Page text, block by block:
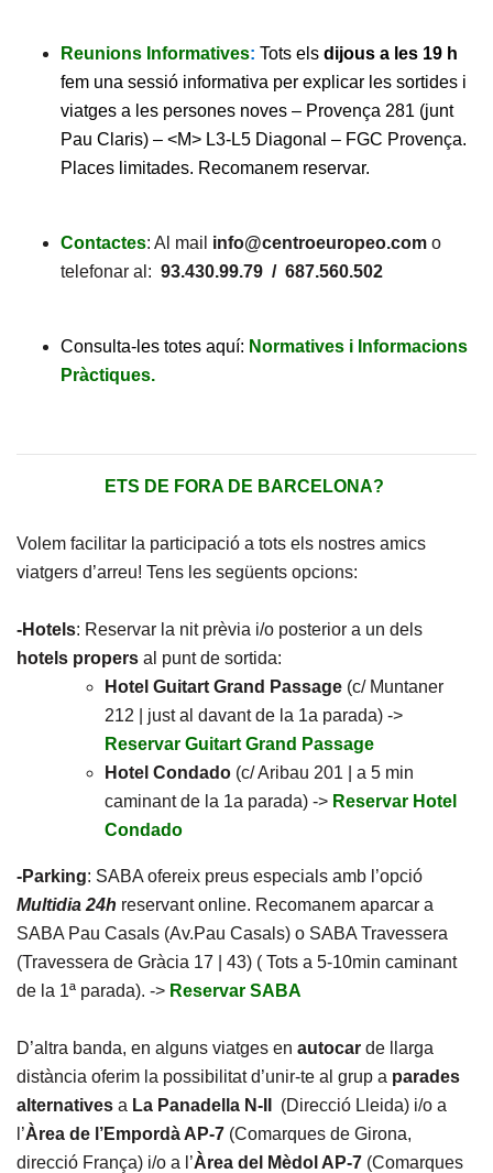
Reunions Informatives: Tots els dijous a les 19 h
fem una sessió informativa per explicar les sortides i
viatges a les persones noves – Provença 281 (junt
Pau Claris) – <M> L3-L5 Diagonal – FGC Provença.
Places limitades. Recomanem reservar.
Contactes: Al mail info@centroeuropeo.com o
telefonar al: 93.430.99.79 / 687.560.502
Consulta-les totes aquí: Normatives i Informacions
Pràctiques.
ETS DE FORA DE BARCELONA?
Volem facilitar la participació a tots els nostres amics
viatgers d’arreu! Tens les següents opcions:
-Hotels: Reservar la nit prèvia i/o posterior a un dels
hotels propers al punt de sortida:
Hotel Guitart Grand Passage (c/ Muntaner
212 | just al davant de la 1a parada) ->
Reservar Guitart Grand Passage
Hotel Condado (c/ Aribau 201 | a 5 min
caminant de la 1a parada) -> Reservar Hotel
Condado
-Parking: SABA ofereix preus especials amb l’opció
Multidia 24h reservant online. Recomanem aparcar a
SABA Pau Casals (Av.Pau Casals) o SABA Travessera
(Travessera de Gràcia 17 | 43) ( Tots a 5-10min caminant
de la 1ª parada). -> Reservar SABA
D’altra banda, en alguns viatges en autocar de llarga
distància oferim la possibilitat d’unir-te al grup a parades
alternatives a La Panadella N-II (Direcció Lleida) i/o a
l’Àrea de l’Empordà AP-7 (Comarques de Girona,
direcció França) i/o a l’Àrea del Mèdol AP-7 (Comarques